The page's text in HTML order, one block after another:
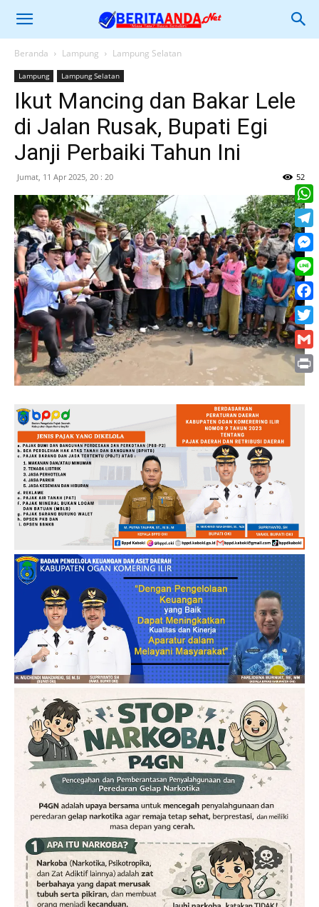
Beranda Lampung Lampung Selatan
Lampung Lampung Selatan
Ikut Mancing dan Bakar Lele
di Jalan Rusak, Bupati Egi
Janji Perbaiki Tahun Ini
Jumat, 11 Apr 2025, 20 : 20 52
Line